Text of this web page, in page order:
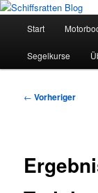
Zum
springen
Segelsport in
Start
Segelkurse
Beitragsnavigation
← Vorheriger